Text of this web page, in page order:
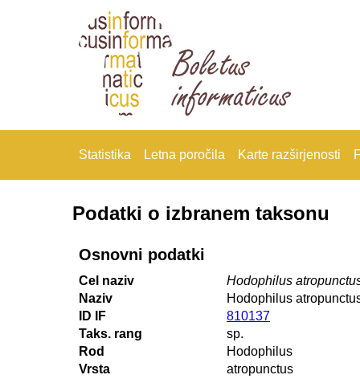
Statistika Letna poročila Karte razširjenosti
Podatki o izbranem taksonu
Osnovni podatki
Cel naziv
Hodophilus
Naziv
Hodophilus
ID IF
810137
Taks. rang
sp.
Rod
Hodophilus
Vrsta
atropunctus